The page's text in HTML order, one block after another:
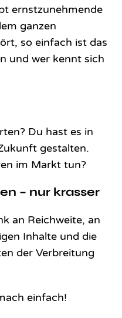
ernstzunehmende
ganzen
so einfach ist das
und wer kennt sich
Du hast es in
gestalten.
im Markt tun?
– nur krasser
an Reichweite, an
Inhalte und die
der Verbreitung
einfach!